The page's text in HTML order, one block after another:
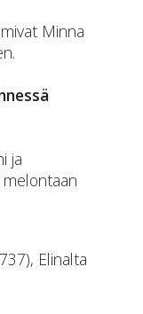
Minna
ja
Elinalta